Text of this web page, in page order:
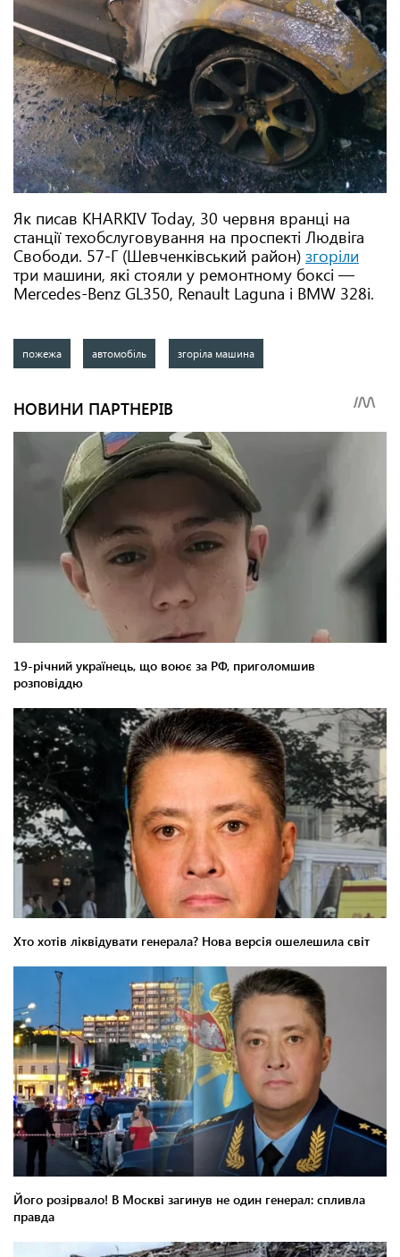
Як писав KHARKIV Today, 30 червня вранці на
станції техобслуговування на проспекті Людвіга
Свободи. 57-Г (Шевченківський район) згоріли
три машини, які стояли у ремонтному боксі —
Mercedes-Benz GL350, Renault Laguna і BMW 328і.
пожежа автомобіль згоріла машина